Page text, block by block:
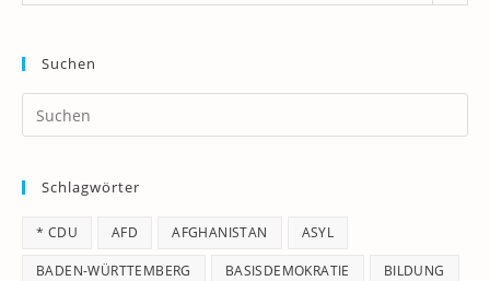
Suchen
Schlagwörter
* CDU AFD AFGHANISTAN ASYL
BADEN-WÜRTTEMBERG BASISDEMOKRATIE BILDUNG